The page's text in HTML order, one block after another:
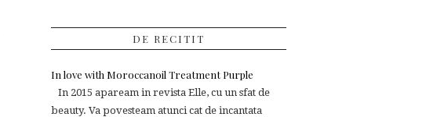
DE RECITIT
In love with Moroccanoil Treatment Purple
In 2015 apaream in revista Elle, cu un sfat de
beauty. Va povesteam atunci cat de incantata